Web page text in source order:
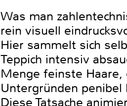
Was man
rein visuell
Hier sammelt sich
Teppich intensiv
Menge feinste Haare,
Untergründen
Diese Tatsache